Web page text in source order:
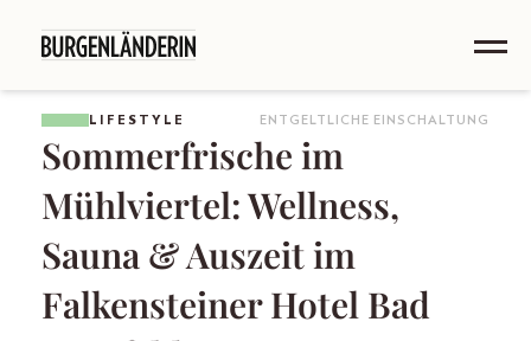
LIFESTYLE ENTGELTLICHE EINSCHALTUNG
Sommerfrische im
Mühlviertel: Wellness,
Sauna & Auszeit im
Falkensteiner Hotel Bad